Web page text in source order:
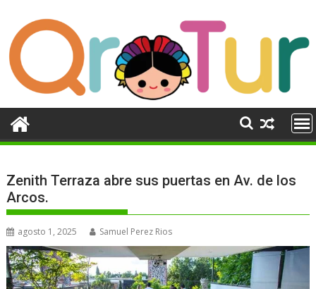
contenido
Zenith Terraza abre sus puertas en Av. de los
Arcos.
agosto 1, 2025 Samuel Perez Rios